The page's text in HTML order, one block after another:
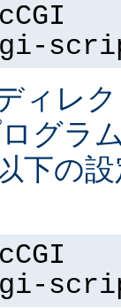
cgi-
ィレ
グラ
下の